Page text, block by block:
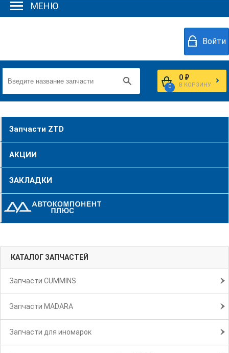
МЕНЮ
Войти
0
0 ₽
В КОРЗИНУ
Запчасти ZTD
АКЦИИ
ЗАКЛАДКИ
КАТАЛОГ ЗАПЧАСТЕЙ
Запчасти CUMMINS
Запчасти MADARA
Запчасти для иномарок